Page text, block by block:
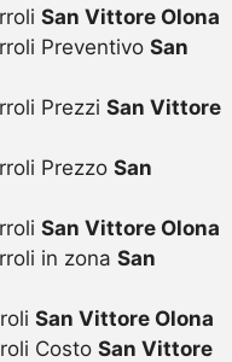
San Vittore Olona
Preventivo San
Prezzi San Vittore
Prezzo San
San Vittore Olona
in zona San
San Vittore Olona
Costo San Vittore